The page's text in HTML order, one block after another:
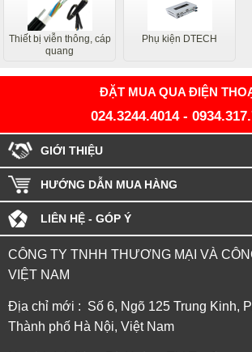
Thiết bị viễn thông, cáp
quang
Phụ kiện DTECH
ĐẶT MUA QUA ĐIỆN
024.3244.4014-
GIỚI THIỆU
HƯỚNG DẪN MUA HÀNG
LIÊN HỆ - GÓP Ý
CÔNG TY TNHH THƯƠNG MẠI VÀ
VIỆT NAM
Địa chỉ mới : Số 6, Ngõ 125 Trung Kinh,
Thành phố Hà Nội, Việt Nam